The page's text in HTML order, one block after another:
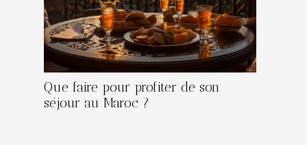
Que faire pour profiter de son
séjour au Maroc ?